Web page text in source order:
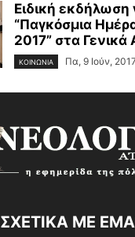
Ειδική εκδήλωση
“Παγκόσμια
2017” στα Γενικά
ΚΟΙΝΩΝΙΑ Πα, 9 Ιούν, 2017
ΣΧΕΤΙΚΑ ΜΕ